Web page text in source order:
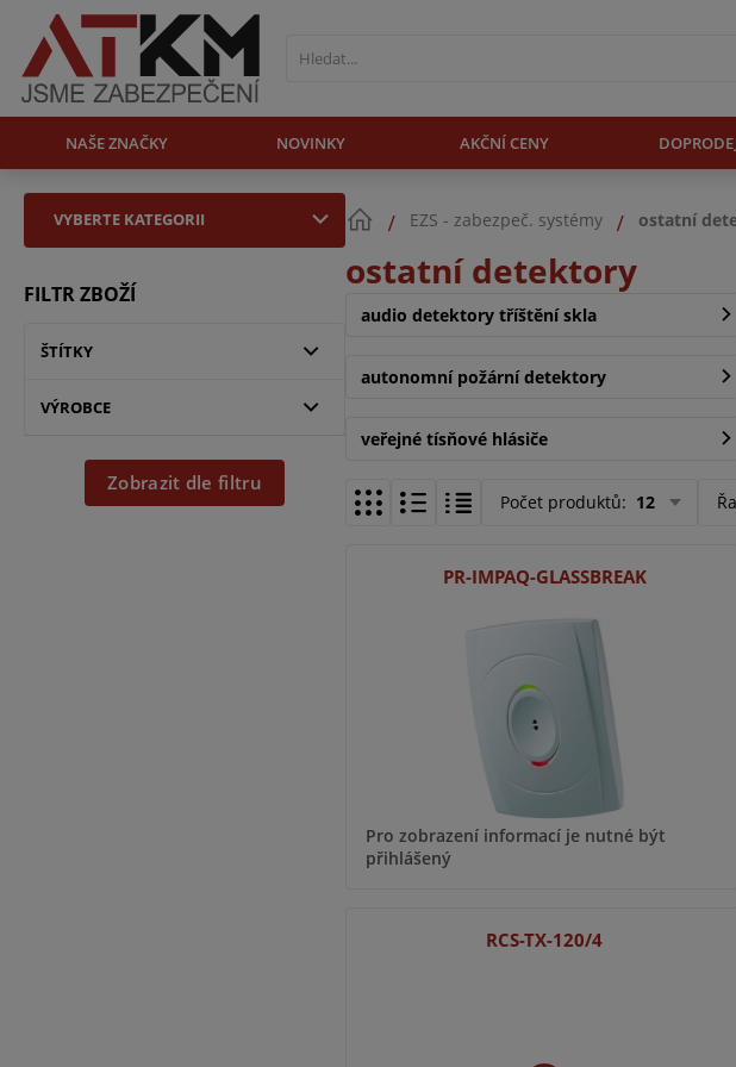
NAŠE ZNAČKY NOVINKY AKČNÍ CENY
VYBERTE KATEGORII
FILTR ZBOŽÍ
ŠTÍTKY
VÝROBCE
Zobrazit dle filtru
EZS - zabezpeč. systémy ostatní
ostatní detektory
audio detektory tříštění skla
autonomní požární detektory
veřejné tísňové hlásiče
Počet produktů: 12
PR-IMPAQ-GLASSBREAK
Pro zobrazení informací je nutné být
přihlášený
RCS-TX-120/4